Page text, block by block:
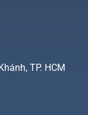
TP. HCM